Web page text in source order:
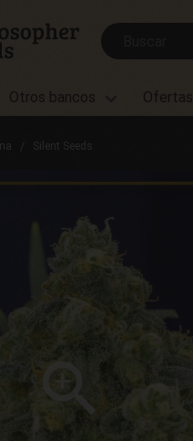
Otros bancos Ofertas
Silent Seeds